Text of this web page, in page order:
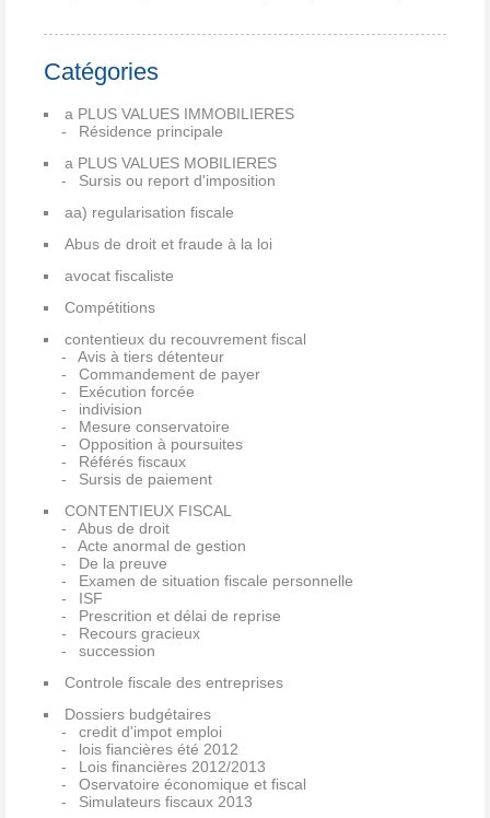
Catégories
a PLUS VALUES IMMOBILIERES
Résidence principale
a PLUS VALUES MOBILIERES
Sursis ou report d'imposition
aa) regularisation fiscale
Abus de droit et fraude à la loi
avocat fiscaliste
Compétitions
contentieux du recouvrement fiscal
Avis à tiers détenteur
Commandement de payer
Exécution forcée
indivision
Mesure conservatoire
Opposition à poursuites
Référés fiscaux
Sursis de paiement
CONTENTIEUX FISCAL
Abus de droit
Acte anormal de gestion
De la preuve
Examen de situation fiscale personnelle
ISF
Prescrition et délai de reprise
Recours gracieux
succession
Controle fiscale des entreprises
Dossiers budgétaires
credit d'impot emploi
lois fiancières été 2012
Lois financières 2012/2013
Oservatoire économique et fiscal
Simulateurs fiscaux 2013